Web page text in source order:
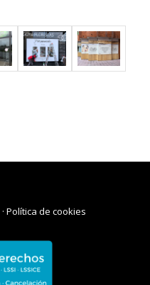
· Política de cookies